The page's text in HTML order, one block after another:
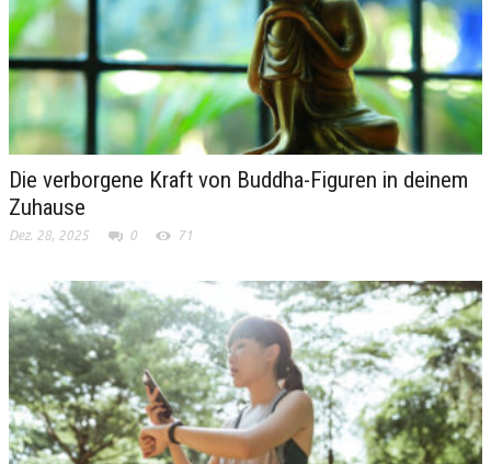
Die verborgene Kraft von Buddha-Figuren in deinem
Zuhause
Dez. 28, 2025 0 71